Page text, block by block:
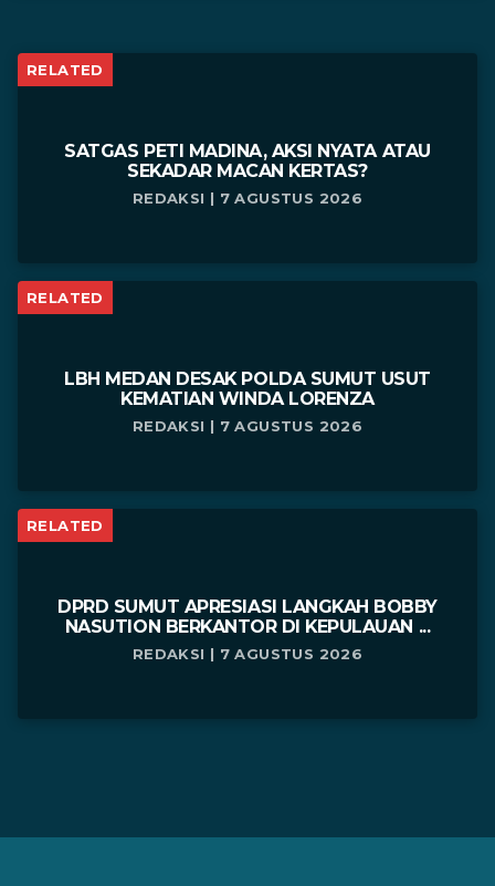
RELATED
SATGAS PETI MADINA, AKSI NYATA ATAU
SEKADAR MACAN KERTAS?
REDAKSI | 7 AGUSTUS 2026
RELATED
LBH MEDAN DESAK POLDA SUMUT USUT
KEMATIAN WINDA LORENZA
REDAKSI | 7 AGUSTUS 2026
RELATED
DPRD SUMUT APRESIASI LANGKAH BOBBY
NASUTION BERKANTOR DI KEPULAUAN ...
REDAKSI | 7 AGUSTUS 2026